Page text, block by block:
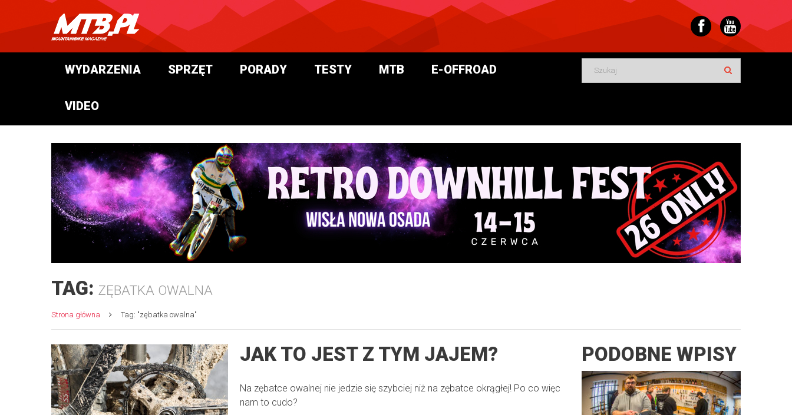
WYDARZENIA SPRZĘT PORADY TESTY MTB E-OFFROAD
VIDEO
TAG: ZĘBATKA OWALNA
Strona główna Tag: "zębatka owalna"
JAK TO JEST Z TYM JAJEM?
Na zębatce owalnej nie jedzie się szybciej niż na zębatce okrągłej! Po co więc
nam to cudo?
PODOBNE WPISY